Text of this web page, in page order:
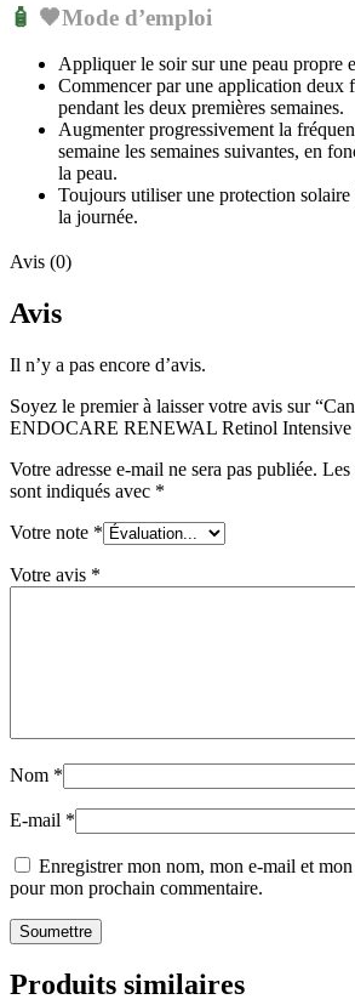
🧴 🖤Mode d’emploi
Appliquer le soir sur une peau propre
Commencer par une application deux
pendant les deux premières semaines.
Augmenter progressivement la
semaine les semaines suivantes, en
la peau.
Toujours utiliser une protection solaire
la journée.
Avis (0)
Avis
Il n’y a pas encore d’avis.
Soyez le premier à laisser votre avis sur
ENDOCARE RENEWAL Retinol Intensive
Votre adresse e-mail ne sera pas publiée. Les
sont indiqués avec *
Votre note *
Votre avis *
Nom *
E-mail *
Enregistrer mon nom, mon e-mail et
pour mon prochain commentaire.
Produits similaires